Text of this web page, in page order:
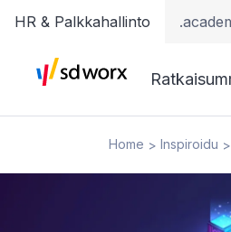
HR & Palkkahallinto
Home > Inspiroidu >